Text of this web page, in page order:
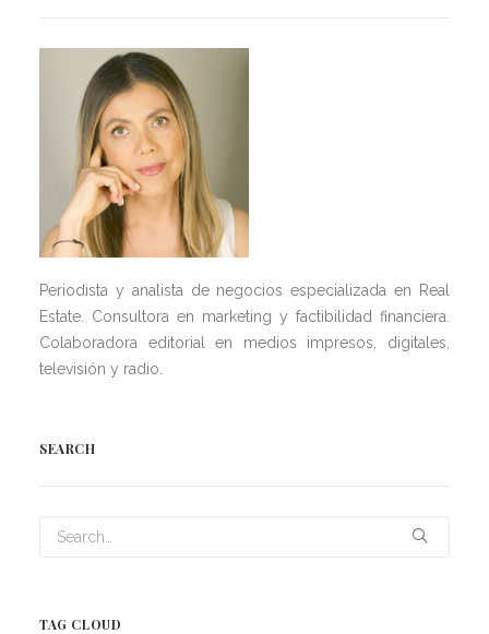
Periodista y analista de negocios especializada en Real
Estate. Consultora en marketing y factibilidad financiera.
Colaboradora editorial en medios impresos, digitales,
televisión y radio.
SEARCH
TAG CLOUD